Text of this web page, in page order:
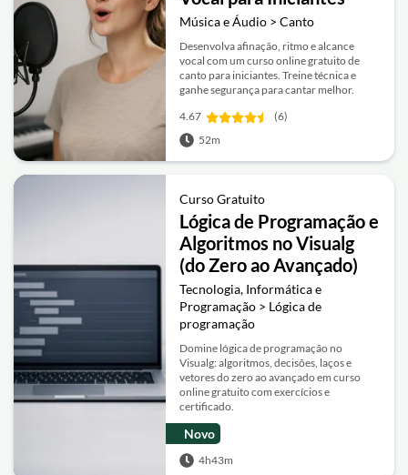
Música e Áudio > Canto
Desenvolva afinação, ritmo e alcance
vocal com um curso online gratuito de
canto para iniciantes. Treine técnica e
ganhe segurança para cantar melhor.
4.67
(6)
52m
Curso Gratuito
Lógica de Programação e
Algoritmos no Visualg
(do Zero ao Avançado)
Tecnologia, Informática e
Programação > Lógica de
programação
Domine lógica de programação no
Visualg: algoritmos, decisões, laços e
vetores do zero ao avançado em curso
online gratuito com exercícios e
certificado.
Novo
4h43m